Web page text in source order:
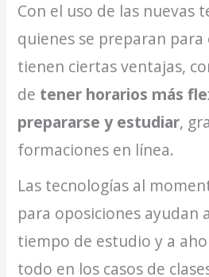
Con el uso de las nuevas
quienes se preparan para
tienen ciertas ventajas,
de tener horarios más
prepararse y estudiar,
formaciones en línea.
Las tecnologías al
para oposiciones ayudan
tiempo de estudio y a
todo en los casos de